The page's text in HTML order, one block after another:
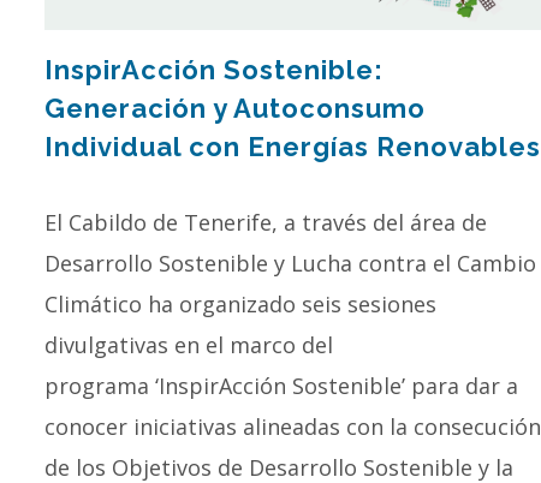
InspirAcción Sostenible:
Generación y Autoconsumo
Individual con Energías Renovables
El Cabildo de Tenerife, a través del área de
Desarrollo Sostenible y Lucha contra el Cambio
Climático ha organizado seis sesiones
divulgativas en el marco del
programa ‘InspirAcción Sostenible’ para dar a
conocer iniciativas alineadas con la consecución
de los Objetivos de Desarrollo Sostenible y la